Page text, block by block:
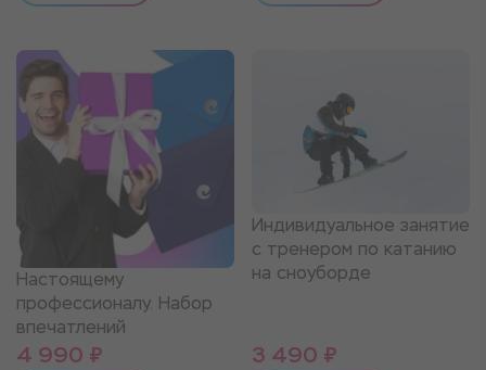
Настоящему
профессионалу. Набор
впечатлений
4 990 ₽
Индивидуальное занятие
с тренером по катанию
на сноуборде
3 490 ₽